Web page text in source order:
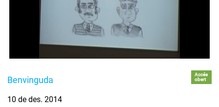
Benvinguda
Accés
obert
10 de des. 2014